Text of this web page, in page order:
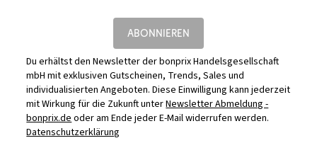
ABONNIEREN
Du erhältst den Newsletter der bonprix Handelsgesellschaft
mbH mit exklusiven Gutscheinen, Trends, Sales und
individualisierten Angeboten. Diese Einwilligung kann jederzeit
mit Wirkung für die Zukunft unterNewsletter Abmeldung -
bonprix.deoder am Ende jeder E-Mail widerrufen werden.
Datenschutzerklärung